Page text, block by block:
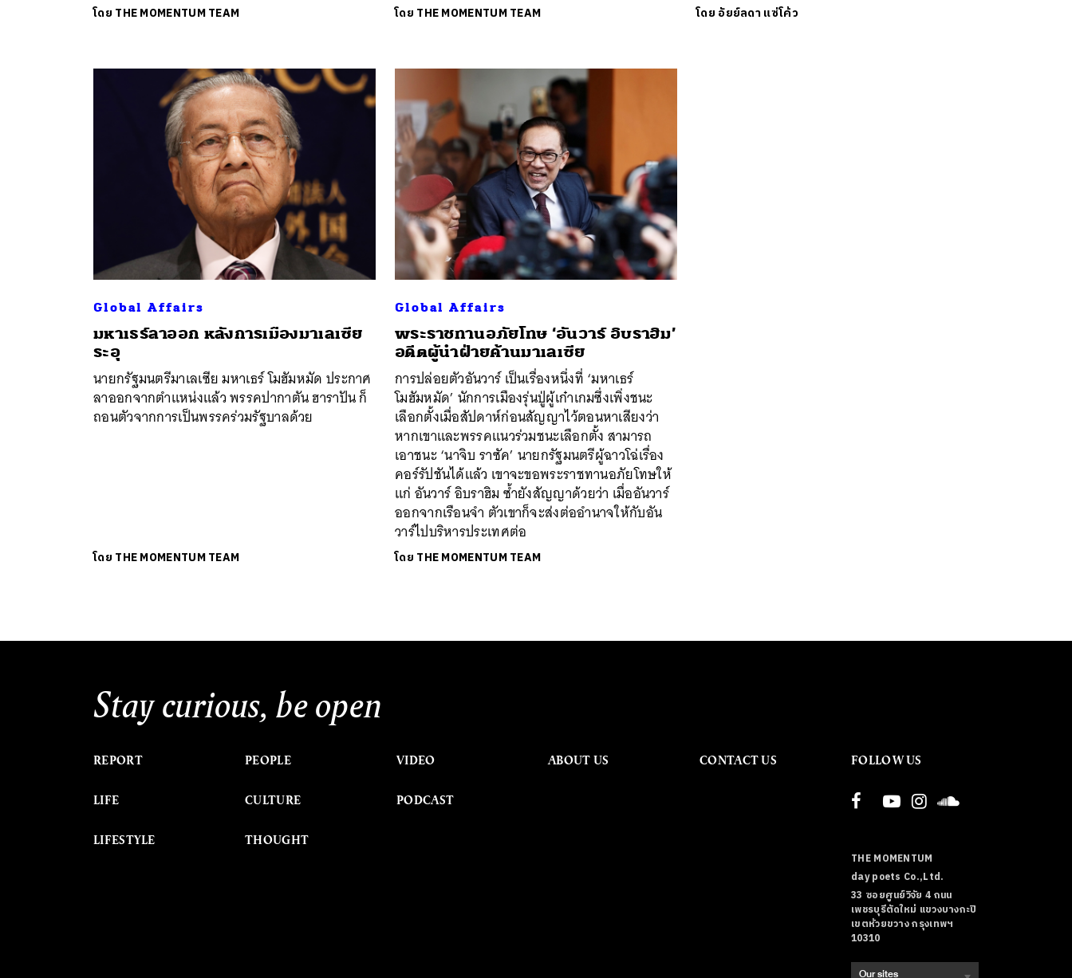
โดย THE MOMENTUM TEAM โดย THE MOMENTUM TEAM โดย อัยย์ลดา แซ่โค้ว
Global Affairs
มหาเธร์ลาออก หลังการเมืองมาเลเซีย
ระอุ
นายกรัฐมนตรีมาเลเซีย มหาเธร์ โมฮัมหมัด ประกาศ
ลาออกจากตำแหน่งแล้ว พรรคปากาตัน ฮาราปัน ก็
ถอนตัวจากการเป็นพรรคร่วมรัฐบาลด้วย
โดย THE MOMENTUM TEAM
Global Affairs
พระราชทานอภัยโทษ ‘อันวาร์ อิบราฮิม’
อดีตผู้นำฝ่ายค้านมาเลเซีย
การปล่อยตัวอันวาร์ เป็นเรื่องหนึ่งที่ ‘มหาเธร์
โมฮัมหมัด’ นักการเมืองรุ่นปู่ผู้เก๋าเกมซึ่งเพิ่งชนะ
เลือกตั้งเมื่อสัปดาห์ก่อนสัญญาไว้ตอนหาเสียงว่า
หากเขาและพรรคแนวร่วมชนะเลือกตั้ง สามารถ
เอาชนะ ‘นาจิบ ราซัค’ นายกรัฐมนตรีผู้ฉาวโฉ่เรื่อง
คอร์รัปชันได้แล้ว เขาจะขอพระราชทานอภัยโทษให้
แก่ อันวาร์ อิบราฮิม ซ้ำยังสัญญาด้วยว่า เมื่ออันวาร์
ออกจากเรือนจำ ตัวเขาก็จะส่งต่ออำนาจให้กับอัน
วาร์ไปบริหารประเทศต่อ
โดย THE MOMENTUM TEAM
Stay curious, be open
REPORT
LIFE
LIFESTYLE
PEOPLE
CULTURE
THOUGHT
VIDEO
PODCAST
ABOUT US CONTACT US FOLLOW US
THE MOMENTUM
day poets Co.,Ltd.
33 ซอยศูนย์วิจัย 4 ถนน
เพชรบุรีตัดใหม่ แขวงบางกะปิ
เขตห้วยขวาง กรุงเทพฯ
10310
ค้นหา
SHARE TWEET LINE